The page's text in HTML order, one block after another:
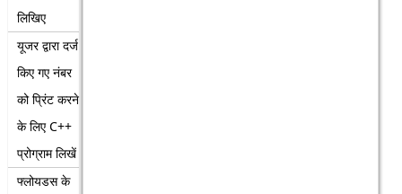
लिखिए
यूजर द्वारा दर्ज
किए गए नंबर
को प्रिंट करने
के लिए C++
प्रोग्राम लिखें
फ्लोयडस के